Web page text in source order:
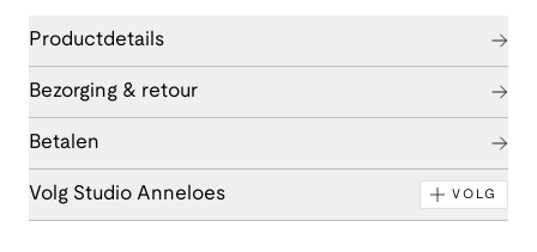
Productdetails
Bezorging & retour
Betalen
Volg Studio Anneloes VOLG